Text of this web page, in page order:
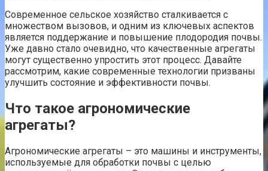
Современное сельское хозяйство сталкивается с
множеством вызовов, и одним из ключевых аспектов
является поддержание и повышение плодородия почвы.
Уже давно стало очевидно, что качественные агрегаты
могут существенно упростить этот процесс. Давайте
рассмотрим, какие современные технологии призваны
улучшить состояние и эффективности почвы.
Что такое агрономические
агрегаты?
Агрономические агрегаты – это машины и инструменты,
используемые для обработки почвы с целью